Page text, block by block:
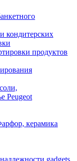
кондитерских
продуктов
Peugeot
керамика
gadgets